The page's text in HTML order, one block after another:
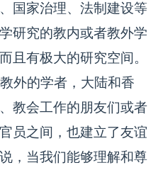
国家治理、法制建设等
研究的教内或者教外学
且有极大的研究空间。
外的学者，大陆和香
教会工作的朋友们或者
员之间，也建立了友谊
，当我们能够理解和尊